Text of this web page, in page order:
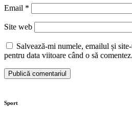
Email *
Site web
Salvează-mi numele, emailul și
pentru data viitoare când o să comentez.
Sport